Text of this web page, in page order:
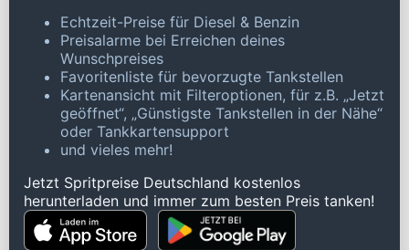
Echtzeit-Preise für Diesel & Benzin
Preisalarme bei Erreichen deines
Wunschpreises
Favoritenliste für bevorzugte Tankstellen
Kartenansicht mit Filteroptionen, für z.B. „Jetzt
geöffnet“, „Günstigste Tankstellen in der Nähe“
oder Tankkartensupport
und vieles mehr!
Jetzt Spritpreise Deutschland kostenlos
herunterladen und immer zum besten Preis tanken!